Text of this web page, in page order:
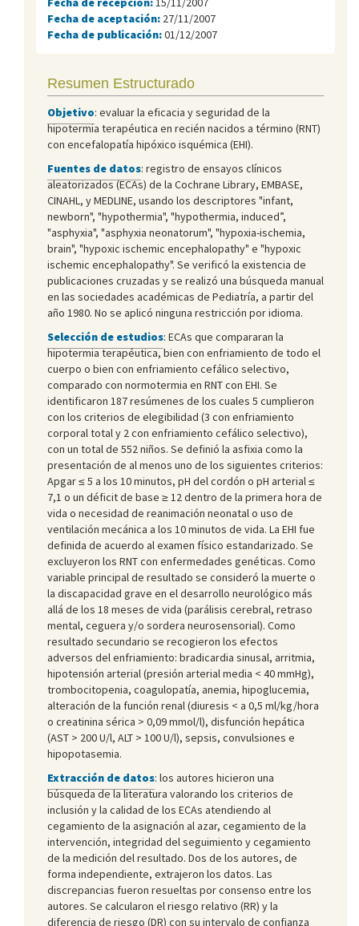
Fecha de aceptación: 27/11/2007
Fecha de publicación:01/12/2007
Resumen Estructurado
Objetivo: evaluar la eficacia y seguridad de la
hipotermia terapéutica en recién nacidos a término (RNT)
con encefalopatía hipóxico isquémica (EHI).
Fuentes de datos: registro de ensayos clínicos
aleatorizados (ECAs) de la Cochrane Library, EMBASE,
CINAHL, y MEDLINE, usando los descriptores "infant,
newborn", "hypothermia", "hypothermia, induced”,
"asphyxia", "asphyxia neonatorum", "hypoxia-ischemia,
brain", "hypoxic ischemic encephalopathy" e "hypoxic
ischemic encephalopathy". Se verificó la existencia de
publicaciones cruzadas y se realizó una búsqueda manual
en las sociedades académicas de Pediatría, a partir del
año 1980. No se aplicó ninguna restricción por idioma.
Selección de estudios: ECAs que compararan la
hipotermia terapéutica, bien con enfriamiento de todo el
cuerpo o bien con enfriamiento cefálico selectivo,
comparado con normotermia en RNT con EHI. Se
identificaron 187 resúmenes de los cuales 5 cumplieron
con los criterios de elegibilidad (3 con enfriamiento
corporal total y 2 con enfriamiento cefálico selectivo),
con un total de 552 niños. Se definió la asfixia como la
presentación de al menos uno de los siguientes criterios:
Apgar ≤ 5 a los 10 minutos, pH del cordón o pH arterial ≤
7,1 o un déficit de base ≥ 12 dentro de la primera hora de
vida o necesidad de reanimación neonatal o uso de
ventilación mecánica a los 10 minutos de vida. La EHI fue
definida de acuerdo al examen físico estandarizado. Se
excluyeron los RNT con enfermedades genéticas. Como
variable principal de resultado se consideró la muerte o
la discapacidad grave en el desarrollo neurológico más
allá de los 18 meses de vida (parálisis cerebral, retraso
mental, ceguera y/o sordera neurosensorial). Como
resultado secundario se recogieron los efectos
adversos del enfriamiento: bradicardia sinusal, arritmia,
hipotensión arterial (presión arterial media < 40 mmHg),
trombocitopenia, coagulopatía, anemia, hipoglucemia,
alteración de la función renal (diuresis < a 0,5 ml/kg/hora
o creatinina sérica > 0,09 mmol/l), disfunción hepática
(AST > 200 U/l, ALT > 100 U/l), sepsis, convulsiones e
hipopotasemia.
Extracción de datos: los autores hicieron una
búsqueda de la literatura valorando los criterios de
inclusión y la calidad de los ECAs atendiendo al
cegamiento de la asignación al azar, cegamiento de la
intervención, integridad del seguimiento y cegamiento
de la medición del resultado. Dos de los autores, de
forma independiente, extrajeron los datos. Las
discrepancias fueron resueltas por consenso entre los
autores. Se calcularon el riesgo relativo (RR) y la
diferencia de riesgo (DR) con su intervalo de confianza